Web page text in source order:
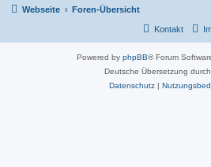
Webseite Foren-Übersicht
Kontakt
Powered by phpBB® Forum
Deutsche Übersetzung durch
Datenschutz|